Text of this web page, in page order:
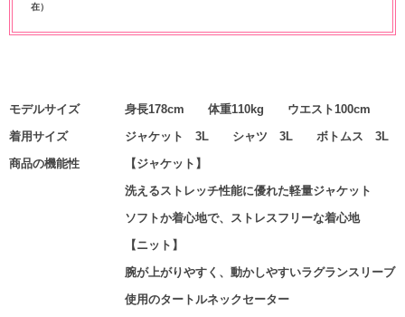
在）
モデルサイズ
身長178cm 体重110kg ウエスト100cm
着用サイズ
ジャケット 3L シャツ 3L ボトムス 3L
商品の機能性
【ジャケット】
洗えるストレッチ性能に優れた軽量ジャケット
ソフトか着心地で、ストレスフリーな着心地
【ニット】
腕が上がりやすく、動かしやすいラグランスリーブ
使用のタートルネックセーター